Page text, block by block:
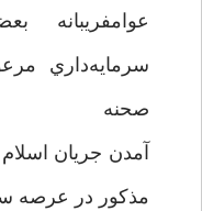
عوامفريبانه
سرمايه‌داري
صحنه
آمدن جريان
مذكور در عرصه